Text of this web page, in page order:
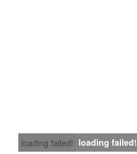
loading failed! loading failed!